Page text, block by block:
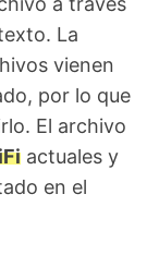
La
vienen
por lo que
El archivo
actuales y
en el